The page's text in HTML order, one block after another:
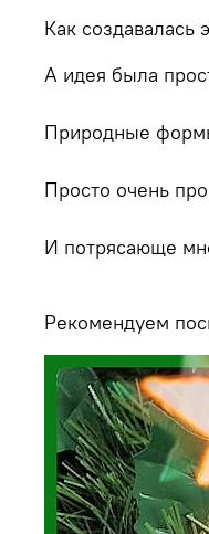
Как создавалась
А идея была
Природные
Просто очень
И потрясающе
Рекомендуем